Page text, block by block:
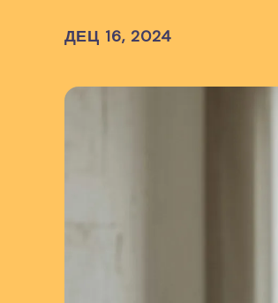
ДЕЦ 16, 2024